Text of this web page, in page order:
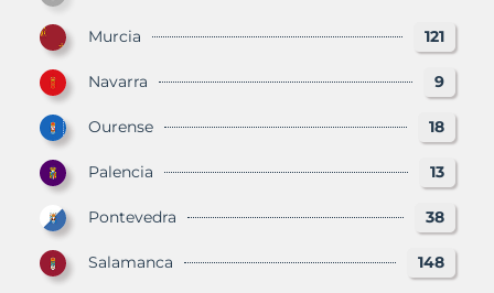
Murcia 121
Navarra 9
Ourense 18
Palencia 13
Pontevedra 38
Salamanca 148